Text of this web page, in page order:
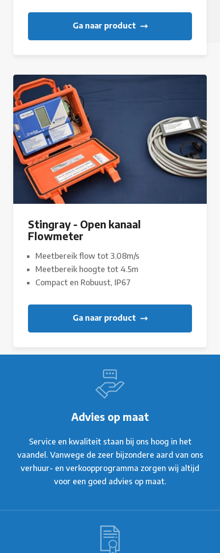
Ga naar product
Stingray - Open kanaal
Flowmeter
Meetbereik flow tot 3.08m/s
Meetbereik hoogte tot 4.5m
Compact en Robuust, IP67
Ga naar product
Advies op maat
Service en kwaliteit staan bij ons hoog in het
vaandel. Vanwege de zeer bijzondere aard van ons
verhuur- en verkoopprogramma zorgen wij altijd
voor een goed advies op maat.